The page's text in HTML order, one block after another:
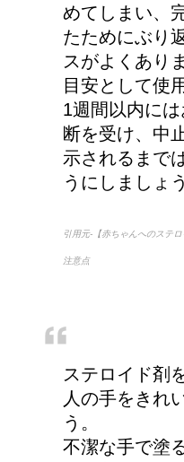
2
めてしまい、
たためにぶり
スがよくあり
目安として使
1週間以内に
断を受け、中
示されるまで
うにしましょう
引用元-【赤ちゃんへのステ
注意点
ステロイド剤
人の手をきれ
う。
不潔な手で塗